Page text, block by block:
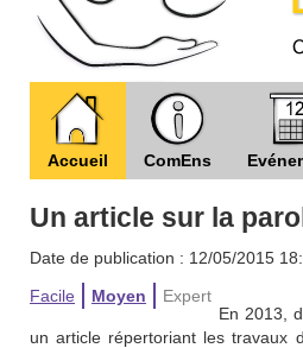
Accueil ComEns
Un article sur la
Date de publication : 12/05/2015
Facile
Moyen
Expert
En 2013,
un article répertoriant les travaux